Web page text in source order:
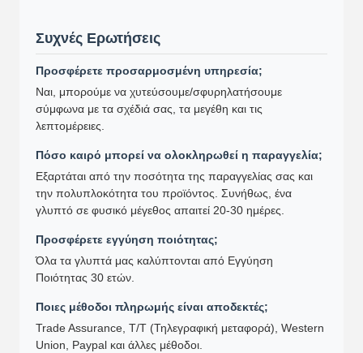
Συχνές Ερωτήσεις
Προσφέρετε προσαρμοσμένη υπηρεσία;
Ναι, μπορούμε να χυτεύσουμε/σφυρηλατήσουμε
σύμφωνα με τα σχέδιά σας, τα μεγέθη και τις
λεπτομέρειες.
Πόσο καιρό μπορεί να ολοκληρωθεί η παραγγελία;
Εξαρτάται από την ποσότητα της παραγγελίας σας και
την πολυπλοκότητα του προϊόντος. Συνήθως, ένα
γλυπτό σε φυσικό μέγεθος απαιτεί 20-30 ημέρες.
Προσφέρετε εγγύηση ποιότητας;
Όλα τα γλυπτά μας καλύπτονται από Εγγύηση
Ποιότητας 30 ετών.
Ποιες μέθοδοι πληρωμής είναι αποδεκτές;
Trade Assurance, T/T (Τηλεγραφική μεταφορά), Western
Union, Paypal και άλλες μέθοδοι.